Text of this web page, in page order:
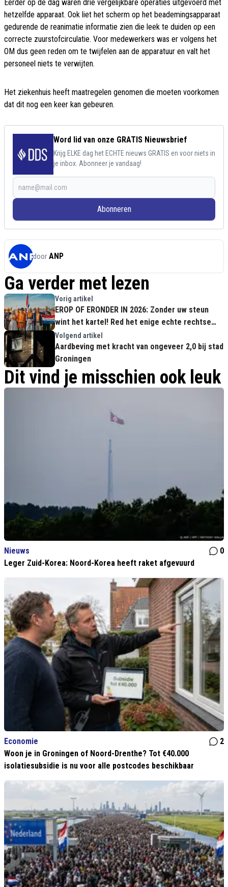
Eerder op de dag waren drie vergelijkbare operaties uitgevoerd met
hetzelfde apparaat. Ook liet het scherm op het beademingsapparaat
gedurende de reanimatie informatie zien die leek te duiden op een
correcte zuurstofcirculatie. Voor medewerkers was er volgens het
OM dus geen reden om te twijfelen aan de apparatuur en valt het
personeel niets te verwijten.
Het ziekenhuis heeft maatregelen genomen die moeten voorkomen
dat dit nog een keer kan gebeuren.
Word lid van onze GRATIS Nieuwsbrief
Krijg ELKE dag het ECHTE nieuws GRATIS en voor niets in
je inbox. Abonneer je vandaag!
Abonneren
door ANP
Ga verder met lezen
Vorig artikel
EROP OF ERONDER IN 2026: Zonder uw steun
wint het kartel! Red het enige echte rechtse
geluid
Volgend artikel
Aardbeving met kracht van ongeveer 2,0 bij stad
Groningen
Dit vind je misschien ook leuk
Nieuws
0
Leger Zuid-Korea: Noord-Korea heeft raket afgevuurd
Economie
2
Woon je in Groningen of Noord-Drenthe? Tot €40.000
isolatiesubsidie is nu voor alle postcodes beschikbaar